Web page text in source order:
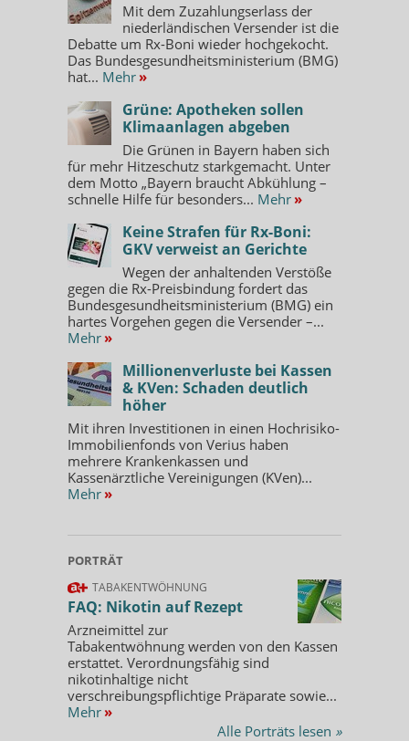
Mit dem Zuzahlungserlass der
niederländischen Versender ist die
Debatte um Rx-Boni wieder hochgekocht.
Das Bundesgesundheitsministerium (BMG)
hat... Mehr »
Grüne: Apotheken sollen
Klimaanlagen abgeben
Die Grünen in Bayern haben sich
für mehr Hitzeschutz starkgemacht. Unter
dem Motto „Bayern braucht Abkühlung –
schnelle Hilfe für besonders... Mehr »
Keine Strafen für Rx-Boni:
GKV verweist an Gerichte
Wegen der anhaltenden Verstöße
gegen die Rx-Preisbindung fordert das
Bundesgesundheitsministerium (BMG) ein
hartes Vorgehen gegen die Versender –...
Mehr »
Millionenverluste bei Kassen
& KVen: Schaden deutlich
höher
Mit ihren Investitionen in einen Hochrisiko-
Immobilienfonds von Verius haben
mehrere Krankenkassen und
Kassenärztliche Vereinigungen (KVen)...
Mehr »
PORTRÄT
TABAKENTWÖHNUNG
FAQ: Nikotin auf Rezept
Arzneimittel zur
Tabakentwöhnung werden von den Kassen
erstattet. Verordnungsfähig sind
nikotinhaltige nicht
verschreibungspflichtige Präparate sowie...
Mehr »
Alle Porträts lesen »